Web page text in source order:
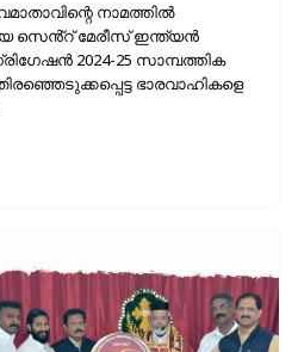
നാമത്തിൽ
സെൻ്റ് മേരീസ് ഇന്ത്യൻ
2024-25 സാമ്പത്തിക
ഭാരവാഹികളെ